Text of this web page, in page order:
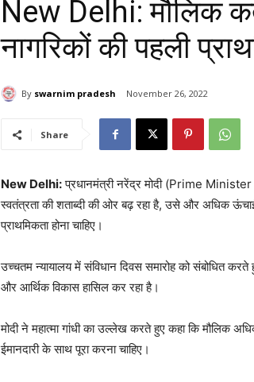
New Delhi: मौलिक
नागरिकों की पहली
By swarnim pradesh November 26, 2022
Share
New Delhi:प्रधानमंत्री नरेंद्र मोदी (Prime
स्वतंत्रता की शताब्दी की ओर बढ़ रहा है, उसे और अधिक
प्राथमिकता होना चाहिए।
उच्चतम न्यायालय में संविधान दिवस समारोह को संबोधित
और आर्थिक विकास हासिल कर रहा है।
मोदी ने महात्मा गांधी का उल्लेख करते हुए कहा कि मौलिक
ईमानदारी के साथ पूरा करना चाहिए।